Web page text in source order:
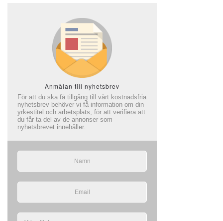
Anmälan till nyhetsbrev
För att du ska få tillgång till vårt kostnadsfria
nyhetsbrev behöver vi få information om din
yrkestitel och arbetsplats, för att verifiera att
du får ta del av de annonser som
nyhetsbrevet innehåller.